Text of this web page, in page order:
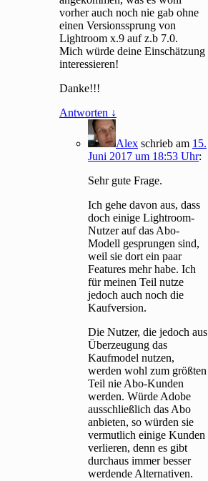
vorher auch noch nie gab ohne
einen Versionssprung von
Lightroom x.9 auf z.b 7.0.
Mich würde deine Einschätzung
interessieren!
Danke!!!
Antworten ↓
Alex schrieb am 15.
Juni 2017 um 18:53 Uhr:
Sehr gute Frage.
Ich gehe davon aus, dass
doch einige Lightroom-
Nutzer auf das Abo-
Modell gesprungen sind,
weil sie dort ein paar
Features mehr habe. Ich
für meinen Teil nutze
jedoch auch noch die
Kaufversion.
Die Nutzer, die jedoch aus
Überzeugung das
Kaufmodel nutzen,
werden wohl zum größten
Teil nie Abo-Kunden
werden. Würde Adobe
ausschließlich das Abo
anbieten, so würden sie
vermutlich einige Kunden
verlieren, denn es gibt
durchaus immer besser
werdende Alternativen.